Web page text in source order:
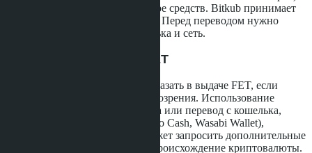
приводит к безвозвратной потере средств. Bitkub принимает
USDT только через сеть TRC20. Перед переводом нужно
трижды проверить адрес кошелька и сеть.
Отказ банка в выдаче FET
Тайские банки имеют право отказать в выдаче FET, если
источник средств вызывает подозрения. Использование
нелицензированного обменника или перевод с кошелька,
связанного с миксерами (Tornado Cash, Wasabi Wallet),
повышает риск отказа. Банк может запросить дополнительные
документы, подтверждающие происхождение криптовалюты.